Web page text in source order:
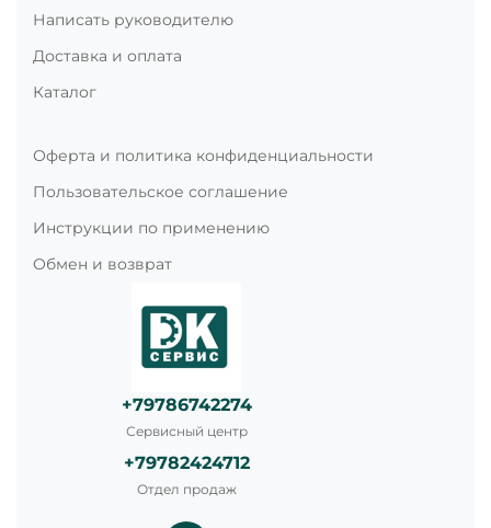
Написать руководителю
Доставка и оплата
Каталог
Оферта и политика конфиденциальности
Пользовательское соглашение
Инструкции по применению
Обмен и возврат
+79786742274
Сервисный центр
+79782424712
Отдел продаж